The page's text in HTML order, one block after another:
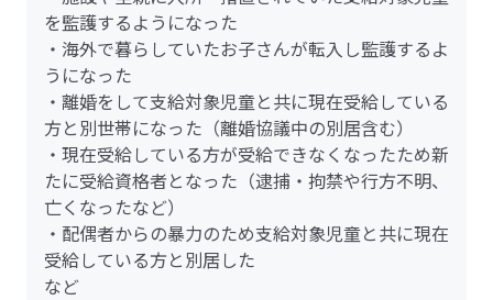
を監護するようになった
・海外で暮らしていたお子さんが転入し監護するよ
うになった
・離婚をして支給対象児童と共に現在受給している
方と別世帯になった（離婚協議中の別居含む）
・現在受給している方が受給できなくなったため新
たに受給資格者となった（逮捕・拘禁や行方不明、
亡くなったなど）
・配偶者からの暴力のため支給対象児童と共に現在
受給している方と別居した
など